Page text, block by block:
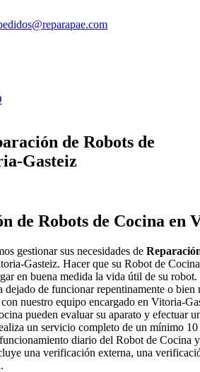
de Robots de
Gasteiz
de Robots de Cocina en
gestionar sus necesidades de
Gasteiz. Hacer que su Robot de
en buena medida la vida útil de su robot.
dejado de funcionar repentinamente o
nuestro equipo encargado en Vitoria-
pueden evaluar su aparato y efectuar
un servicio completo de un mínimo
diario del Robot de Cocina
una verificación externa, una